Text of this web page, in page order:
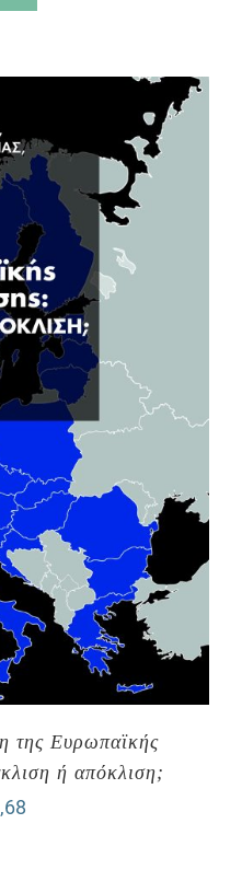
της Ευρωπαϊκής
ή απόκλιση;